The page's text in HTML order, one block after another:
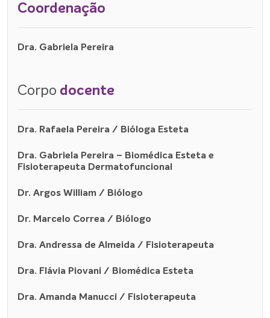
Coordenação
Dra. Gabriela Pereira
Corpo docente
Dra. Rafaela Pereira / Bióloga Esteta
Dra. Gabriela Pereira – Biomédica Esteta e
Fisioterapeuta Dermatofuncional
Dr. Argos William / Biólogo
Dr. Marcelo Correa / Biólogo
Dra. Andressa de Almeida / Fisioterapeuta
Dra. Flávia Piovani / Biomédica Esteta
Dra. Amanda Manucci / Fisioterapeuta